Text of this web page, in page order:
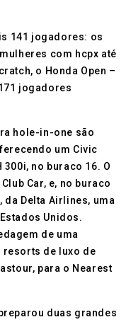
141 jogadores: os
com hcpx até
o Honda Open –
jogadores
hole-in-one são
um Civic
no buraco 16. O
Car, e, no buraco
da Delta Airlines, uma
Unidos.
de uma
resorts de luxo de
para o Nearest
duas grandes